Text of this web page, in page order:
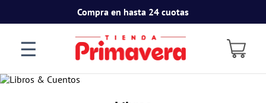
Compra en hasta 24 cuotas
☰